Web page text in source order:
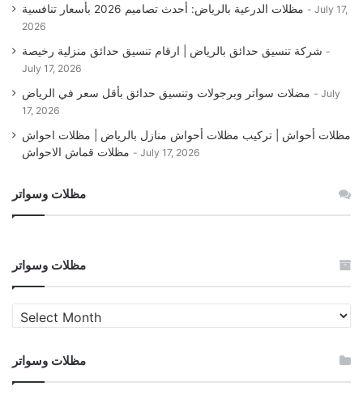
مظلات الدرعية بالرياض: أحدث تصاميم 2026 بأسعار تنافسية
July 17,
2026
شركة تنسيق حدائق بالرياض | ارقام تنسيق حدائق منزلية رخيصة
July 17, 2026
مضلات سواتر وبرجولات وتنسيق حدائق بأقل سعر في الرياض
July
17, 2026
مظلات أحواش | تركيب مظلات أحواش منازل بالرياض | مظلات احواش
مظلات قماش الاحواش
July 17, 2026
مظلات وسواتر
مظلات وسواتر
مظلات
وسواتر
مظلات وسواتر